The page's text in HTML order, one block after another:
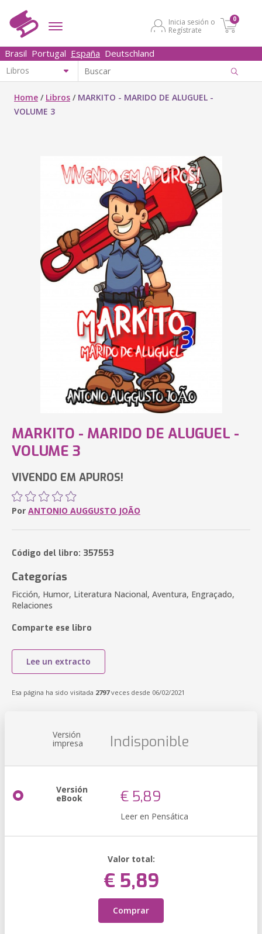
Inicia sesión o
Regístrate
0
Brasil Portugal España Deutschland
Home / Libros / MARKITO - MARIDO DE ALUGUEL -
VOLUME 3
MARKITO - MARIDO DE ALUGUEL -
VOLUME 3
VIVENDO EM APUROS!
Por ANTONIO AUGGUSTO JOÃO
Código del libro: 357553
Categorías
Ficción, Humor, Literatura Nacional, Aventura, Engraçado,
Relaciones
Comparte ese libro
Lee un extracto
Esa página ha sido visitada 2797veces desde 06/02/2021
Versión
impresa Indisponible
Versión
eBook € 5,89
Leer en Pensática
Valor total:
€ 5,89
Comprar